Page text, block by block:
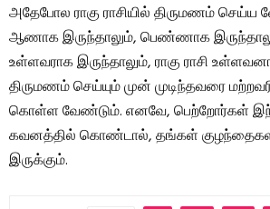
அதேபோல ராகு ராசியில் திருமணம் செய்ய
ஆணாக இருந்தாலும், பெண்ணாக
உள்ளவராக இருந்தாலும், ராகு ராசி
திருமணம் செய்யும் முன் முடிந்தவரை
கொள்ள வேண்டும். எனவே, பெற்றோர்கள்
கவனத்தில் கொண்டால், தங்கள்
இருக்கும்.